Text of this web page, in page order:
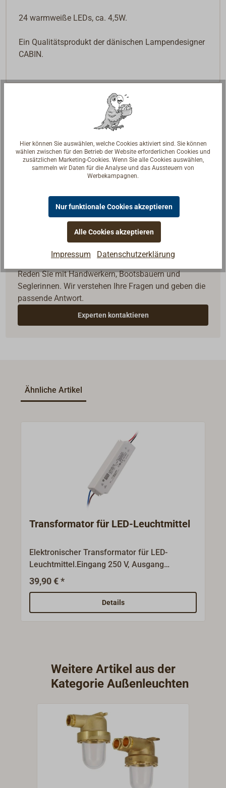
24 warmweiße LEDs, ca. 4,5W.
Ein Qualitätsprodukt der dänischen Lampendesigner
CABIN.
Fragen zum Artikel?
Reden Sie mit Handwerkern, Bootsbauern und
Seglerinnen. Wir verstehen Ihre Fragen und geben die
passende Antwort.
Experten kontaktieren
Ähnliche Artikel
Transformator für LED-Leuchtmittel
Elektronischer Transformator für LED-
Leuchtmittel.Eingang 250 V, Ausgang
Gleichspannung (DC) 12 V.
39,90 € *
Details
Weitere Artikel aus der
Kategorie Außenleuchten
Hier können Sie auswählen, welche Cookies aktiviert sind. Sie können
wählen zwischen für den Betrieb der Website erforderlichen Cookies und
zusätzlichen Marketing-Cookies. Wenn Sie alle Cookies auswählen,
sammeln wir Daten für die Analyse und das Aussteuern von
Werbekampagnen.
Nur funktionale Cookies akzeptieren
Alle Cookies akzeptieren
Impressum Datenschutzerklärung